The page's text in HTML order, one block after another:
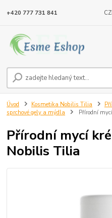
+420 777 731 841
Úvod Kosmetika Nobilis Tilia
sprchové gely a mýdla
Přírodní
Přírodní mycí
Nobilis Tilia